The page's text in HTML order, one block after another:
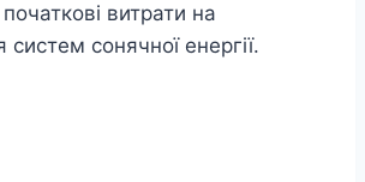
витрати на
сонячної енергії.